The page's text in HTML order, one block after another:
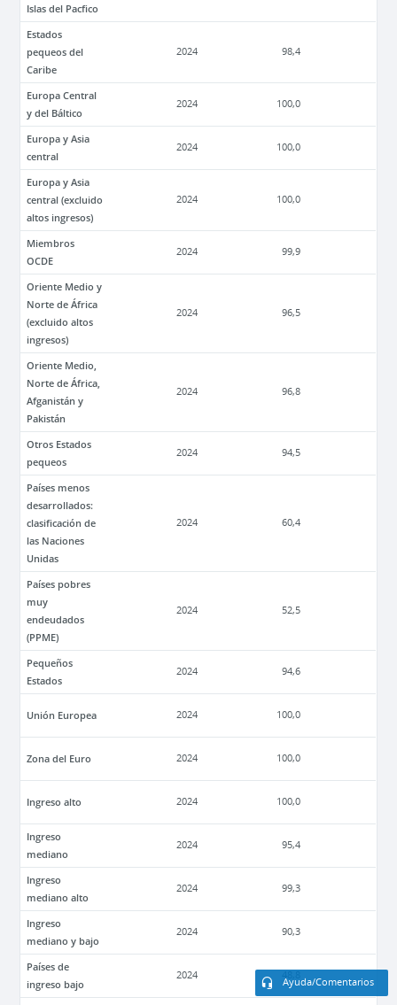
Islas del Pacfico
Estados
pequeos del
Caribe
2024 98,4
Europa Central
y del Báltico
2024 100,0
Europa y Asia
central
2024 100,0
Europa y Asia
central (excluido
altos ingresos)
2024 100,0
Miembros
OCDE
2024 99,9
Oriente Medio y
Norte de África
(excluido altos
ingresos)
2024 96,5
Oriente Medio,
Norte de África,
Afganistán y
Pakistán
2024 96,8
Otros Estados
pequeos
2024 94,5
Países menos
desarrollados:
clasificación de
las Naciones
Unidas
2024 60,4
Países pobres
muy
endeudados
(PPME)
2024 52,5
Pequeños
Estados
2024 94,6
Unión Europea 2024 100,0
Zona del Euro 2024 100,0
Ingreso alto 2024 100,0
Ingreso
mediano
2024 95,4
Ingreso
mediano alto
2024 99,3
Ingreso
mediano y bajo
2024 90,3
Países de
ingreso bajo
2024
Ayuda/Comentarios